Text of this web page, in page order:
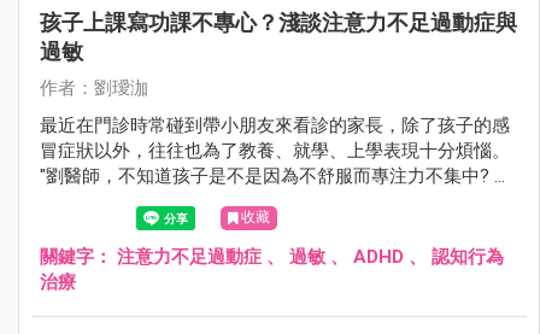
孩子上課寫功課不專心？淺談注意力不足過動症與
過敏
作者：劉璦泇
最近在門診時常碰到帶小朋友來看診的家長，除了孩子的感
冒症狀以外，往往也為了教養、就學、上學表現十分煩惱。
"劉醫師，不知道孩子是不是因為不舒服而專注力不集中? 老
師常常跟我們反映孩子上課不專心，回家功課也是需要我們
全程盯著才能完成。 每天光是幫他看功課就造成親子衝突不
斷......這該如何是好呢？ 在之前的文章中我們曾分享過，兒童
出現注意力不集中、過動、衝動控制障礙與過敏性體質密切
收藏
關鍵字： 注意力不足過動症 、 過敏 、 ADHD 、 認知行為
治療